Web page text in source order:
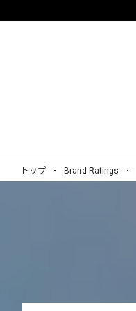
トップ Brand Ratings